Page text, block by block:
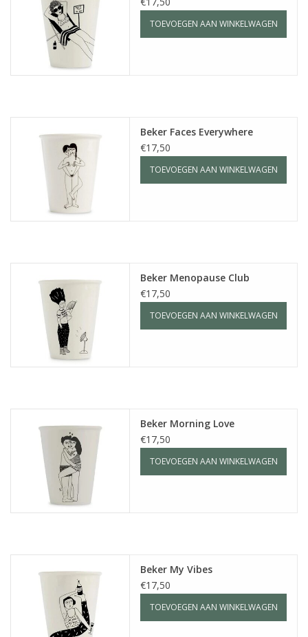
TOEVOEGEN AAN WINKELWAGEN
Beker Faces Everywhere
€17,50
TOEVOEGEN AAN WINKELWAGEN
Beker Menopause Club
€17,50
TOEVOEGEN AAN WINKELWAGEN
Beker Morning Love
€17,50
TOEVOEGEN AAN WINKELWAGEN
Beker My Vibes
€17,50
TOEVOEGEN AAN WINKELWAGEN